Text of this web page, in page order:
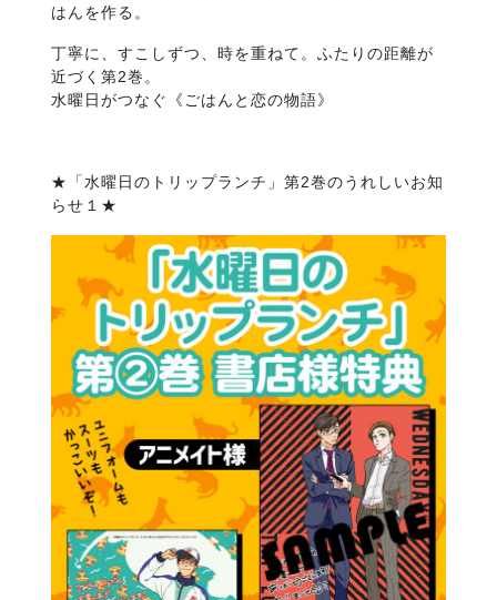
はんを作る。
丁寧に、すこしずつ、時を重ねて。ふたりの距離が
近づく第2巻。
水曜日がつなぐ《ごはんと恋の物語》
★「水曜日のトリップランチ」第2巻のうれしいお知
らせ１★